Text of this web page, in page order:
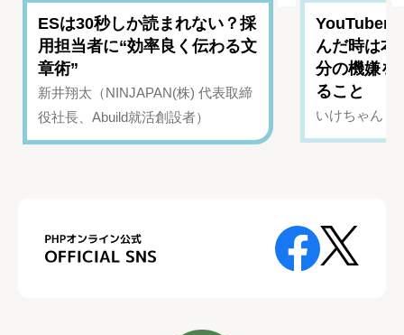
ESは30秒しか読まれない？採
用担当者に“効率良く伝わる文
章術”
新井翔太（NINJAPAN(株) 代表取締
役社長、Abuild就活創設者）
YouTuber
んだ時は
分の機嫌を
ること
いけちゃん（